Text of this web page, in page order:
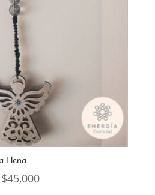
Llena
$45,000